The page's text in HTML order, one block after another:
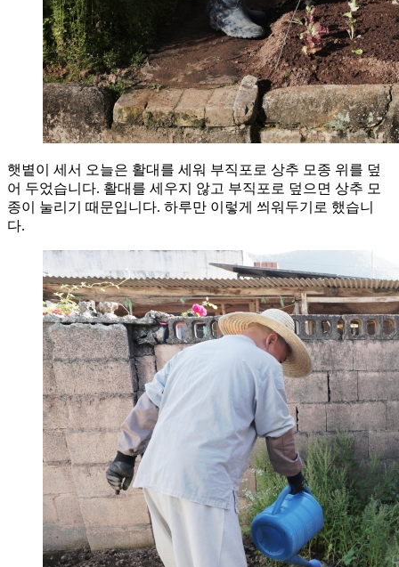
햇볕이 세서 오늘은 활대를 세워 부직포로 상추 모종 위를 덮
어 두었습니다. 활대를 세우지 않고 부직포로 덮으면 상추 모
종이 눌리기 때문입니다. 하루만 이렇게 씌워두기로 했습니
다.